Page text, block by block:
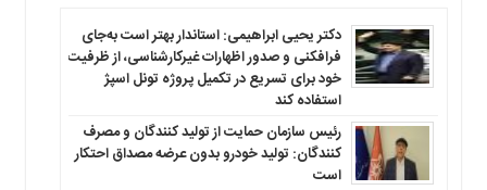
دکتر یحیی ابراهیمی: استاندار بهتر است به‌جای
فرافکنی و صدور اظهارات غیرکارشناسی، از ظرفیت
خود برای تسریع در تکمیل پروژه تونل اسپژ
استفاده کند
رئیس سازمان حمایت از تولید کنندگان و مصرف
کنندگان: تولید خودرو بدون عرضه مصداق احتکار
است